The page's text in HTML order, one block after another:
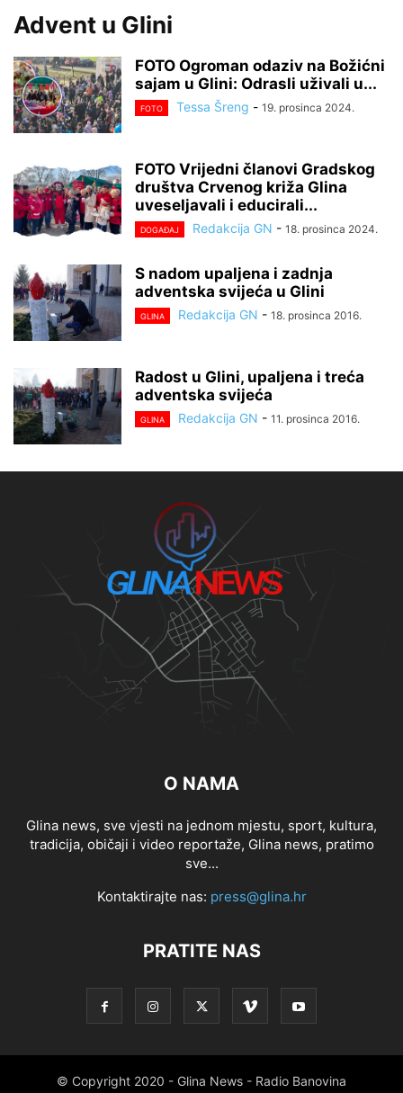
Advent u Glini
FOTO Ogroman odaziv na Božićni
sajam u Glini: Odrasli uživali u...
FOTO Tessa Šreng - 19. prosinca 2024.
FOTO Vrijedni članovi Gradskog
društva Crvenog križa Glina
uveseljavali i educirali...
DOGAĐAJ Redakcija GN - 18. prosinca 2024.
S nadom upaljena i zadnja
adventska svijeća u Glini
GLINA Redakcija GN - 18. prosinca 2016.
Radost u Glini, upaljena i treća
adventska svijeća
GLINA Redakcija GN - 11. prosinca 2016.
O NAMA
Glina news, sve vjesti na jednom mjestu, sport, kultura,
tradicija, običaji i video reportaže, Glina news, pratimo
sve...
Kontaktirajte nas: press@glina.hr
PRATITE NAS
© Copyright 2020 - Glina News - Radio Banovina